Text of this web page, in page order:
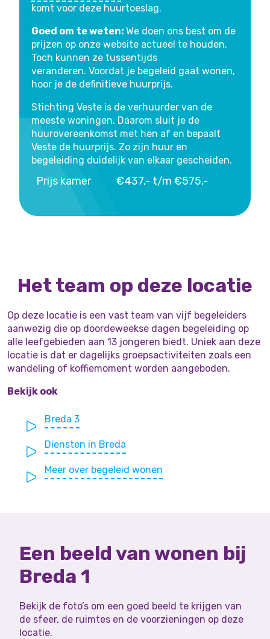
komt voor deze huurtoeslag.
Goed om te weten: We doen ons best om de
prijzen op onze website actueel te houden.
Toch kunnen ze tussentijds
veranderen. Voordat je begeleid gaat wonen,
hoor je de definitieve huurprijs.
Stichting Veste is de verhuurder van de
meeste woningen. Daarom sluit je de
huurovereenkomst met hen af en bepaalt
Veste de huurprijs. Zo zijn huur en
begeleiding duidelijk van elkaar gescheiden.
Prijs kamer €437,- t/m €575,-
Het team op deze locatie
Op deze locatie is een vast team van vijf begeleiders
aanwezig die op doordeweekse dagen begeleiding op
alle leefgebieden aan 13 jongeren biedt. Uniek aan deze
locatie is dat er dagelijks groepsactiviteiten zoals een
wandeling of koffiemoment worden aangeboden.
Bekijk ook
Breda 3
Diensten in Breda
Meer over begeleid wonen
Een beeld van wonen bij
Breda 1
Bekijk de foto’s om een goed beeld te krijgen van
de sfeer, de ruimtes en de voorzieningen op deze
locatie.